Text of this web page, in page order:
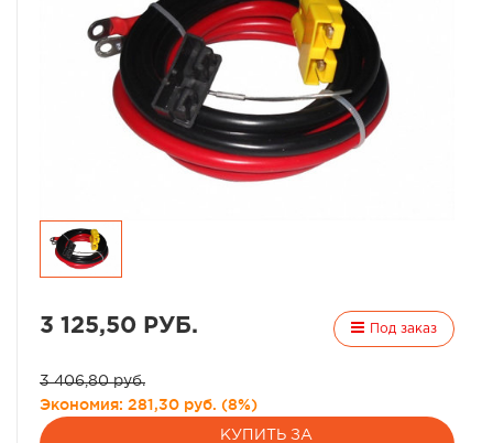
3 125,50 РУБ. Под заказ
3 406,80 руб.
Экономия: 281,30 руб. (8%)
КУПИТЬ ЗА